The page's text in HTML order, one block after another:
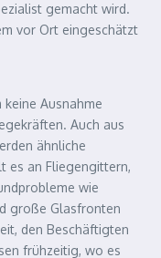
gemacht wird.
vor Ort eingeschätzt
Ausnahme
Auch aus
ähnliche
es an Fliegengittern,
wie
große Glasfronten
den Beschäftigten
frühzeitig, wo es